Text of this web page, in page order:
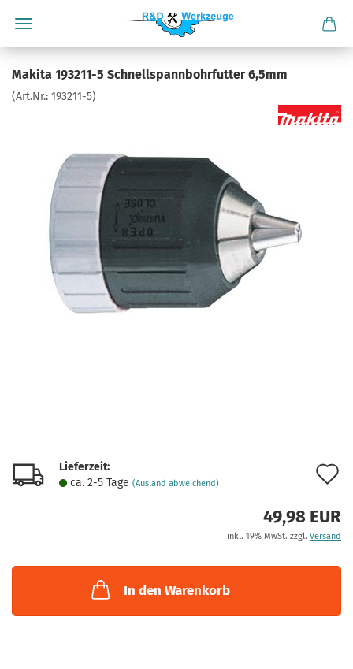
Makita 193211-5 Schnellspannbohrfutter 6,5mm
(Art.Nr.: 193211-5)
Lieferzeit:
ca. 2-5 Tage (Ausland abweichend)
49,98 EUR
inkl. 19% MwSt. zzgl. Versand
In den Warenkorb